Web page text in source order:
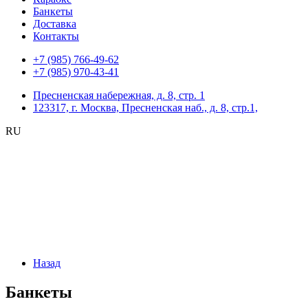
Банкеты
Доставка
Контакты
+7 (985) 766-49-62
+7 (985) 970-43-41
Пресненская набережная, д. 8, стр. 1
123317, г. Москва, Пресненская наб., д. 8, стр.1,
RU
Назад
Банкеты